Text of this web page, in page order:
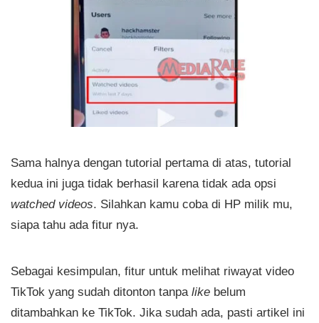
Sama halnya dengan tutorial pertama di atas, tutorial
kedua ini juga tidak berhasil karena tidak ada opsi
watched videos. Silahkan kamu coba di HP milik mu,
siapa tahu ada fitur nya.
Sebagai kesimpulan, fitur untuk melihat riwayat video
TikTok yang sudah ditonton tanpa like belum
ditambahkan ke TikTok. Jika sudah ada, pasti artikel ini